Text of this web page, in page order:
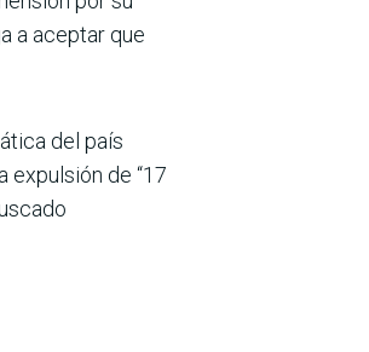
a aceptar que
del país
expulsión de “17